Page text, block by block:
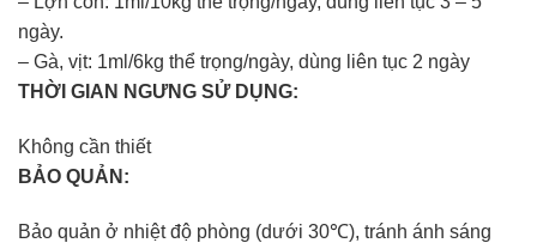
ngày.
– Gà, vịt: 1ml/6kg thể trọng/ngày, dùng liên tục 2 ngày
THỜI GIAN NGƯNG SỬ DỤNG:
Không cần thiết
BẢO QUẢN:
Bảo quản ở nhiệt độ phòng (dưới 30℃), tránh ánh sáng